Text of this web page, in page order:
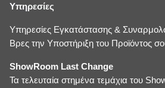
Υπηρεσίες
Υπηρεσίες Εγκατάστασης &
Βρες την Υποστήριξη του Προϊόντος
ShowRoom Last Change
Τα τελευταία στημένα τεμάχια του